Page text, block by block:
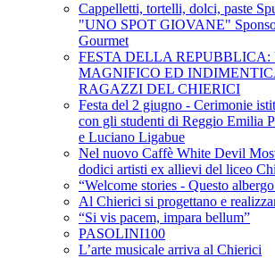
Cappelletti, tortelli, dolci, paste
"UNO SPOT GIOVANE"
Gourmet
FESTA DELLA
MAGNIFICO ED
RAGAZZI DEL CHIERICI
Festa del 2 giugno - Cerimonie
con gli studenti di Reggio Emilia
e Luciano Ligabue
Nel nuovo Caffè White Devil
dodici artisti ex allievi del liceo
“Welcome stories - Questo
Al Chierici si progettano e
“Si vis pacem, impara bellum”
PASOLINI100
L’arte musicale arriva al Chierici